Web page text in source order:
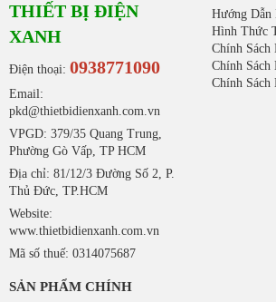
THIẾT BỊ ĐIỆN
XANH
Điện thoại: 0938771090
Email:
pkd@thietbidienxanh.com.vn
VPGD: 379/35 Quang Trung,
Phường Gò Vấp, TP HCM
Địa chỉ: 81/12/3 Đường Số 2, P.
Thủ Đức, TP.HCM
Website:
www.thietbidienxanh.com.vn
Mã số thuế: 0314075687
Hướng Dẫn
Hình Thức
Chính Sách
Chính Sách
Chính
SẢN PHẨM CHÍNH